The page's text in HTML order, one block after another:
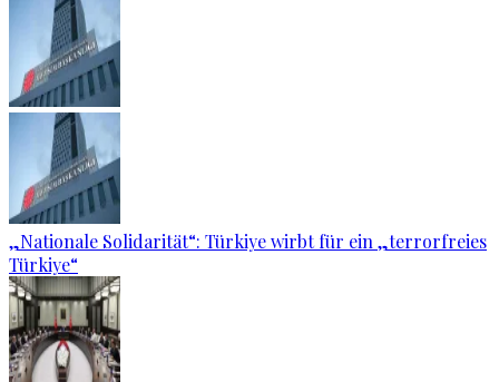
„Nationale Solidarität“: Türkiye wirbt für ein „terrorfreies
Türkiye“